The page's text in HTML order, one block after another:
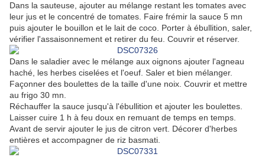
Dans la sauteuse, ajouter au mélange restant les tomates avec
leur jus et le concentré de tomates. Faire frémir la sauce 5 mn
puis ajouter le bouillon et le lait de coco. Porter à ébullition, saler,
vérifier l'assaisonnement et retirer du feu. Couvrir et réserver.
Dans le saladier avec le mélange aux oignons ajouter l'agneau
haché, les herbes ciselées et l'oeuf. Saler et bien mélanger.
Façonner des boulettes de la taille d'une noix. Couvrir et mettre
au frigo 30 mn.
Réchauffer la sauce jusqu'à l'ébullition et ajouter les boulettes.
Laisser cuire 1 h à feu doux en remuant de temps en temps.
Avant de servir ajouter le jus de citron vert. Décorer d'herbes
entières et accompagner de riz basmati.